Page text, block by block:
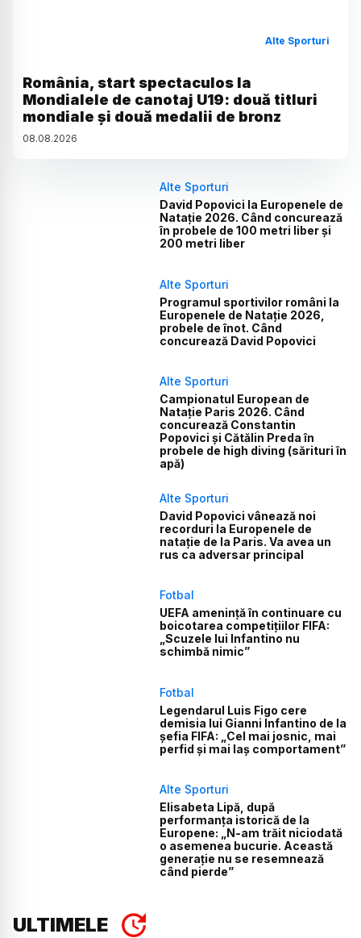
Alte Sporturi
România, start spectaculos la
Mondialele de canotaj U19: două titluri
mondiale și două medalii de bronz
08.08.2026
Alte Sporturi
David Popovici la Europenele de
Natație 2026. Când concurează
în probele de 100 metri liber și
200 metri liber
Alte Sporturi
Programul sportivilor români la
Europenele de Natație 2026,
probele de înot. Când
concurează David Popovici
Alte Sporturi
Campionatul European de
Natație Paris 2026. Când
concurează Constantin
Popovici și Cătălin Preda în
probele de high diving (sărituri în
apă)
Alte Sporturi
David Popovici vânează noi
recorduri la Europenele de
natație de la Paris. Va avea un
rus ca adversar principal
Fotbal
UEFA amenință în continuare cu
boicotarea competițiilor FIFA:
„Scuzele lui Infantino nu
schimbă nimic”
Fotbal
Legendarul Luis Figo cere
demisia lui Gianni Infantino de la
șefia FIFA: „Cel mai josnic, mai
perfid și mai laș comportament”
Alte Sporturi
Elisabeta Lipă, după
performanța istorică de la
Europene: „N-am trăit niciodată
o asemenea bucurie. Această
generație nu se resemnează
când pierde”
ULTIMELE